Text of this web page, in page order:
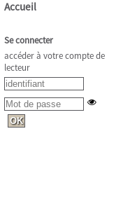
Accueil
Se connecter
accéder à votre compte de
lecteur